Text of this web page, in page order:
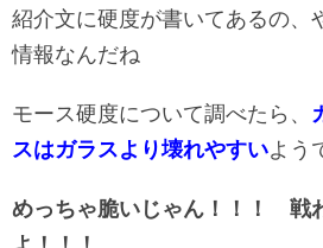
紹介文に硬度が書いてあるの、
情報なんだね
モース硬度について調べたら、
スはガラスより壊れやすいよう
めっちゃ脆いじゃん！！！ 戦